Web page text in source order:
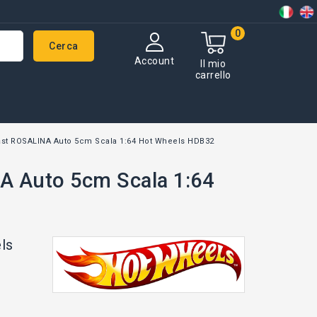
Il mio
carrello
0
Account
Cerca
ROSALINA Auto 5cm Scala 1:64 Hot Wheels HDB32
Auto 5cm Scala 1:64